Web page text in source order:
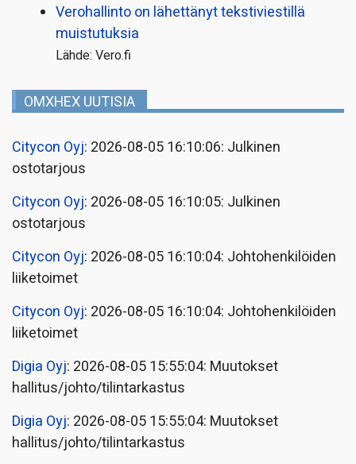
Verohallinto on lähettänyt tekstiviestillä
muistutuksia
Lähde: Vero.fi
OMXHEX UUTISIA
Citycon Oyj: 2026-08-05 16:10:06: Julkinen
ostotarjous
Citycon Oyj: 2026-08-05 16:10:05: Julkinen
ostotarjous
Citycon Oyj: 2026-08-05 16:10:04: Johtohenkilöiden
liiketoimet
Citycon Oyj: 2026-08-05 16:10:04: Johtohenkilöiden
liiketoimet
Digia Oyj: 2026-08-05 15:55:04: Muutokset
hallitus/johto/tilintarkastus
Digia Oyj: 2026-08-05 15:55:04: Muutokset
hallitus/johto/tilintarkastus